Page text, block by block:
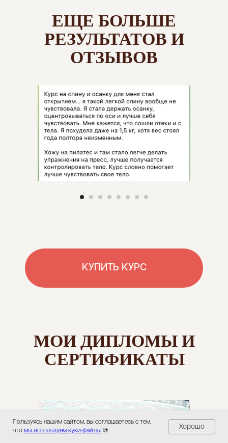
Пользуясь нашим сайтом, вы соглашаетесь с тем,
что мы используем куки-файлы 🍪
Хорошо